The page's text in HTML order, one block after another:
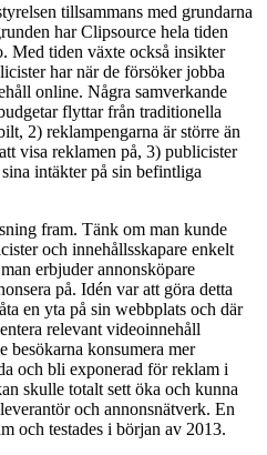
tillsammans med grundarna
har Clipsource hela tiden
Med tiden växte också insikter
har när de försöker jobba
online. Några samverkande
flyttar från traditionella
2) reklampengarna är större än
visa reklamen på, 3) publicister
intäkter på sin befintliga
fram. Tänk om man kunde
och innehållsskapare enkelt
erbjuder annonsköpare
på. Idén var att göra detta
en yta på sin webbplats och där
relevant videoinnehåll
besökarna konsumera mer
och bli exponerad för reklam i
skulle totalt sett öka och kunna
och annonsnätverk. En
och testades i början av 2013.